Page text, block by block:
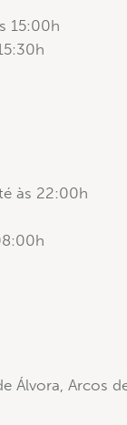
15:00h
às 22:00h
Álvora, Arcos